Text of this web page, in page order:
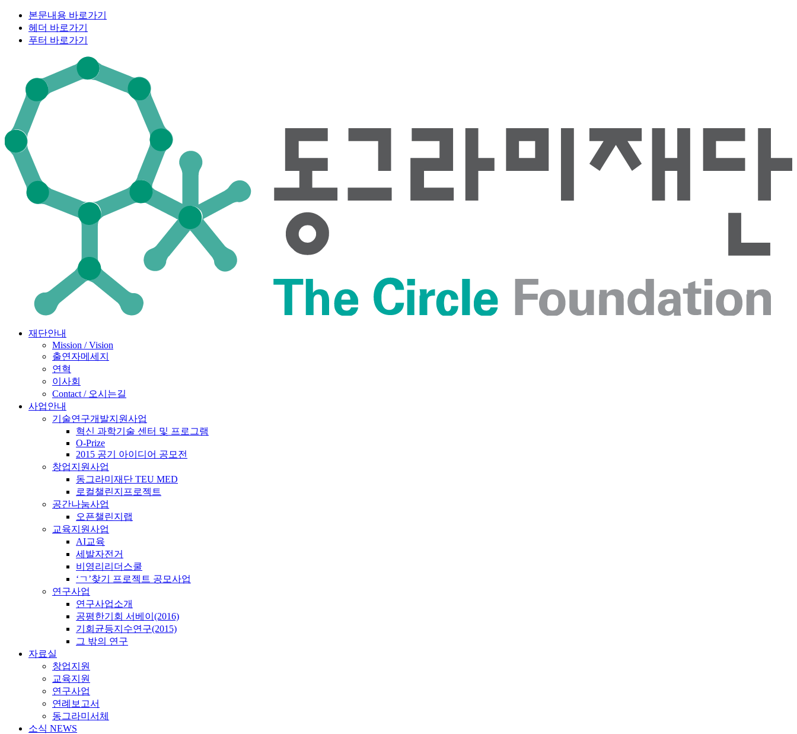
본문내용 바로가기
헤더 바로가기
푸터 바로가기
재단안내
Mission / Vision
출연자메세지
연혁
이사회
Contact / 오시는길
사업안내
기술연구개발지원사업
혁신 과학기술 센터 및 프로그램
O-Prize
2015 공기 아이디어 공모전
창업지원사업
동그라미재단 TEU MED
로컬챌린지프로젝트
공간나눔사업
오픈챌린지랩
교육지원사업
AI교육
세발자전거
비영리리더스쿨
‘ㄱ’찾기 프로젝트 공모사업
연구사업
연구사업소개
공평한기회 서베이(2016)
기회균등지수연구(2015)
그 밖의 연구
자료실
창업지원
교육지원
연구사업
연례보고서
동그라미서체
소식 NEWS